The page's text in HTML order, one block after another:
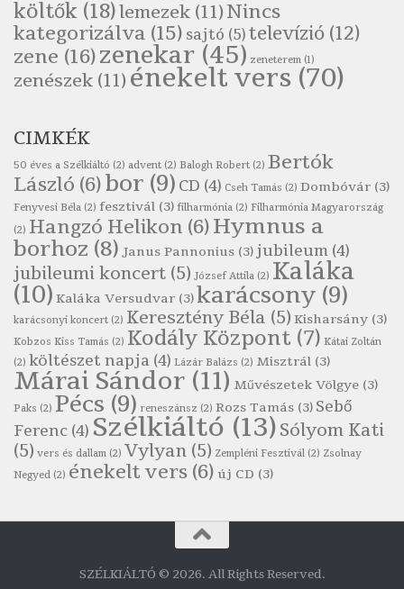
Pákolitz István: Kiolvasó
Szélkiáltó
Páskándi Géza: Madárijesztő
Szélkiáltó
Szélkiáltó
Robert Burns: Árpa Jankó
Szélkiáltó
Robert Burns: Most hoci a számlát
Szélkiáltó
Robert Burns: Most hoci a számlát
Szélkiáltó
Robert Burns: Nagyhasú flaskó…
Szélkiáltó
Robert Burns: Skót ital
Szélkáltó
Robert Burns: Skót ital
Szélkiáltó
Simkó Péter: Károgós
Szélkiáltó
Szélkiáltó
Szepesi Attila: Csali dal
költők (18)lemezek (11)Nincs
kategorizálva (15) sajtó (5)televízió (12)
zene (16)zenekar (45) zeneterem (1)
zenészek (11) énekelt vers (70)
CIMKÉK
50 éves a Szélkiáltó (2) advent (2) Balogh Robert (2) Bertók
László (6)bor (9) CD (4) Cseh Tamás (2) Dombóvár (3)
Fenyvesi Béla (2) fesztivál (3) filharmónia (2) Filharmónia Magyarország
(2) Hangzó Helikon (6)Hymnus a
borhoz (8) Janus Pannonius (3)jubileum (4)
jubileumi koncert (5) József Attila (2) Kaláka
(10) Kaláka Versudvar (3)karácsony (9)
karácsonyi koncert (2) Keresztény Béla (5) Kisharsány (3)
Kobzos Kiss Tamás (2) Kodály Központ (7) Kátai Zoltán
(2) költészet napja (4) Lázár Balázs (2) Misztrál (3)
Márai Sándor (11) Művészetek Völgye (3)
Paks (2) Pécs (9) reneszánsz (2) Rozs Tamás (3) Sebő
Ferenc (4) Szélkiáltó (13)Sólyom Kati
(5) vers és dallam (2) Vylyan (5) Zempléni Fesztivál (2) Zsolnay
Negyed (2) énekelt vers (6) új CD (3)
SZÉLKIÁLTÓ © 2026. All Rights Reserved.